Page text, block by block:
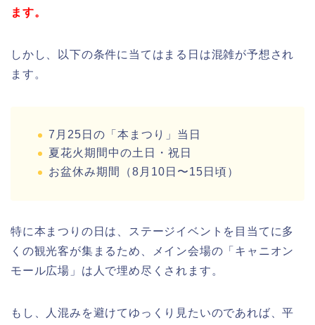
ます。
しかし、以下の条件に当てはまる日は混雑が予想され
ます。
7月25日の「本まつり」当日
夏花火期間中の土日・祝日
お盆休み期間（8月10日〜15日頃）
特に本まつりの日は、ステージイベントを目当てに多
くの観光客が集まるため、メイン会場の「キャニオン
モール広場」は人で埋め尽くされます。
もし、人混みを避けてゆっくり見たいのであれば、平